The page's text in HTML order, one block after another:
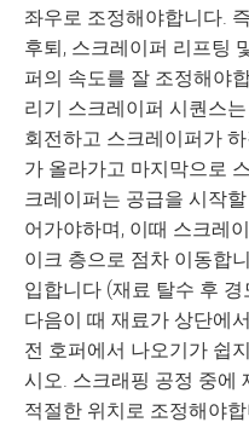
좌우로 조정해야합니다.
후퇴, 스크레이퍼 리프팅
퍼의 속도를 잘 조정해야
리기 스크레이퍼 시퀀스
회전하고 스크레이퍼가
가 올라가고 마지막으로
크레이퍼는 공급을 시작
어가야하며, 이때 스크레
이크 층으로 점차 이동합
입합니다 (재료 탈수 후
다음이 때 재료가 상단에
전 호퍼에서 나오기가 쉽
시오. 스크래핑 공정 중에
적절한 위치로 조정해야